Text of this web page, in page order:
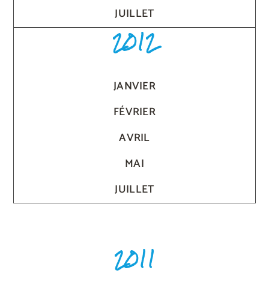
JUILLET
2012
JANVIER
FÉVRIER
AVRIL
MAI
JUILLET
2011